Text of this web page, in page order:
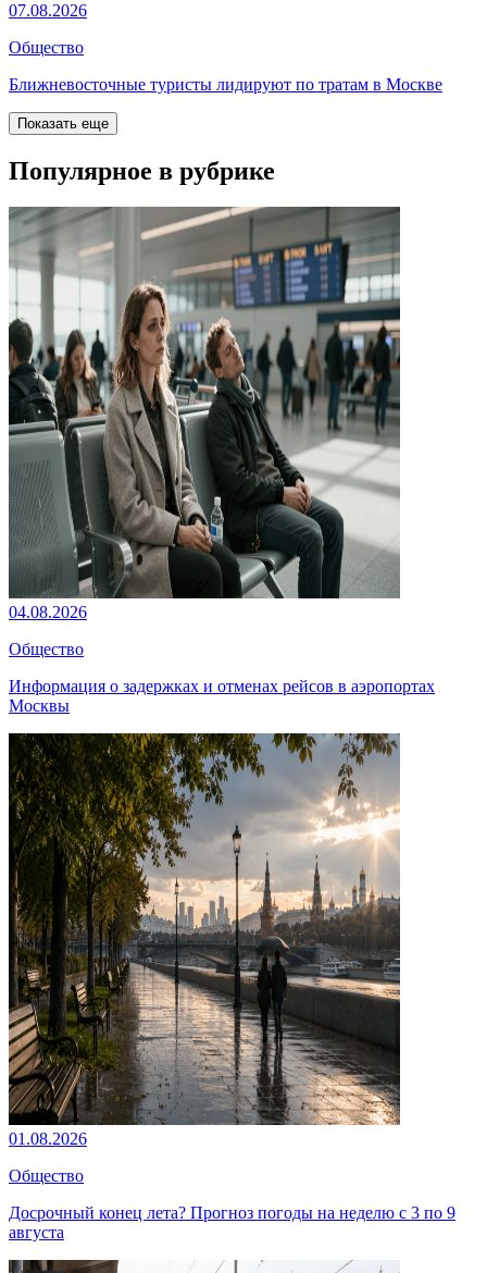
07.08.2026
Общество
Ближневосточные туристы лидируют по тратам в Москве
Показать еще
Популярное в рубрике
04.08.2026
Общество
Информация о задержках и отменах рейсов в аэропортах
Москвы
01.08.2026
Общество
Досрочный конец лета? Прогноз погоды на неделю с 3 по 9
августа